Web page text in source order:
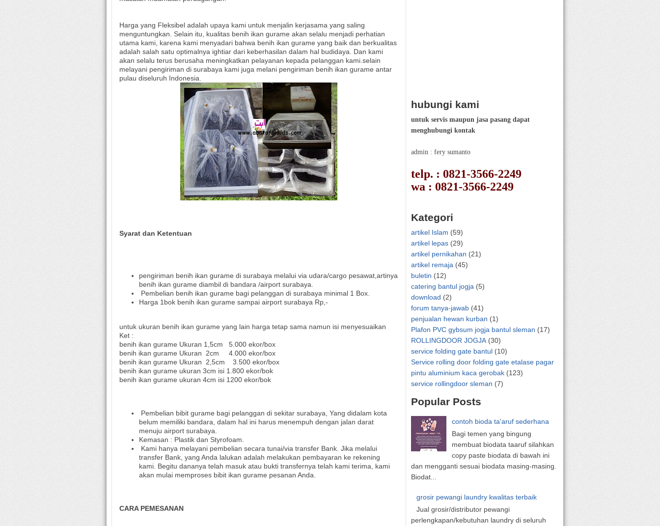
Harga yang Fleksibel adalah upaya kami untuk menjalin kerjasama yang saling
menguntungkan. Selain itu, kualitas benih ikan gurame akan selalu menjadi perhatian
utama kami, karena kami menyadari bahwa benih ikan gurame yang baik dan berkualitas
adalah salah satu optimalnya ightiar dari keberhasilan dalam hal budidaya. Dan kami
akan selalu terus berusaha meningkatkan pelayanan kepada pelanggan kami.selain
melayani pengiriman di surabaya kami juga melani pengiriman benih ikan gurame antar
pulau diseluruh Indonesia.
Syarat dan Ketentuan
pengiriman benih ikan gurame di surabaya melalui via udara/cargo pesawat,artinya
benih ikan gurame diambil di bandara /airport surabaya.
Pembelian benih ikan gurame bagi pelanggan di surabaya minimal 1 Box.
Harga 1bok benih ikan gurame sampai airport surabaya Rp,-
untuk ukuran benih ikan gurame yang lain harga tetap sama namun isi menyesuaikan
Ket :
benih ikan gurame Ukuran 1,5cm
5.000 ekor/box
benih ikan gurame Ukuran
2cm
4.000 ekor/box
benih ikan gurame Ukuran
2,5cm
3.500 ekor/box
benih ikan gurame ukuran 3cm isi 1.800 ekor/bok
benih ikan gurame ukuran 4cm isi 1200 ekor/bok
Pembelian bibit gurame bagi pelanggan di sekitar surabaya, Yang didalam kota
belum memiliki bandara, dalam hal ini harus menempuh dengan jalan darat
menuju airport surabaya.
Kemasan : Plastik dan Styrofoam.
Kami hanya melayani pembelian secara tunai/via transfer Bank. Jika melalui
transfer Bank, yang Anda lalukan adalah melakukan pembayaran ke rekening
kami. Begitu dananya telah masuk atau bukti transfernya telah kami terima, kami
akan mulai memproses bibit ikan gurame pesanan Anda.
CARA PEMESANAN
hubungi kami
untuk servis maupun jasa pasang dapat
menghubungi kontak
admin : fery sumanto
telp. : 0821-3566-2249
wa : 0821-3566-2249
Kategori
artikel Islam (59)
artikel lepas (29)
artikel pernikahan (21)
artikel remaja (45)
buletin (12)
catering bantul jogja (5)
download (2)
forum tanya-jawab (41)
penjualan hewan kurban (1)
Plafon PVC gybsum jogja bantul sleman (17)
ROLLINGDOOR JOGJA (30)
service folding gate bantul (10)
Service rolling door folding gate etalase pagar
pintu aluminium kaca gerobak (123)
service rollingdoor sleman (7)
Popular Posts
contoh bioda ta'aruf sederhana
Bagi temen yang bingung
membuat biodata taaruf silahkan
copy paste biodata di bawah ini
dan mengganti sesuai biodata masing-masing.
Biodat...
grosir pewangi laundry kwalitas terbaik
Jual grosir/distributor pewangi
perlengkapan/kebutuhan laundry di seluruh